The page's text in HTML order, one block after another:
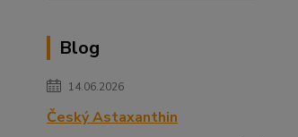
Blog
14.06.2026
Český Astaxanthin